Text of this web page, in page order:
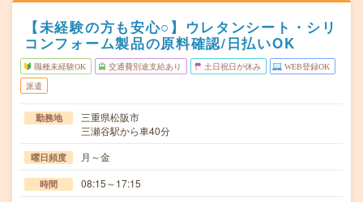
【未経験の方も安心○】ウレタンシート・シリ
コンフォーム製品の原料確認/日払いOK
職種未経験OK 交通費別途支給あり 土日祝日が休み WEB登録OK
派遣
勤務地
三重県松阪市
三瀬谷駅から車40分
曜日頻度 月～金
時間 08:15～17:15